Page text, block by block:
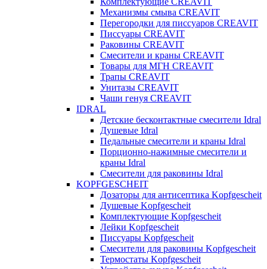
Механизмы смыва CREAVIT
Перегородки для писсуаров CREAVIT
Писсуары CREAVIT
Раковины CREAVIT
Смесители и краны CREAVIT
Товары для МГН CREAVIT
Трапы CREAVIT
Унитазы CREAVIT
Чаши генуя CREAVIT
IDRAL
Детские бесконтактные смесители Idral
Душевые Idral
Педальные смесители и краны Idral
Порционно-нажимные смесители и
краны Idral
Смеcители для раковины Idral
KOPFGESCHEIT
Дозаторы для антисептика Kopfgescheit
Душевые Kopfgescheit
Комплектующие Kopfgescheit
Лейки Kopfgescheit
Писсуары Kopfgescheit
Смесители для раковины Kopfgescheit
Термостаты Kopfgescheit